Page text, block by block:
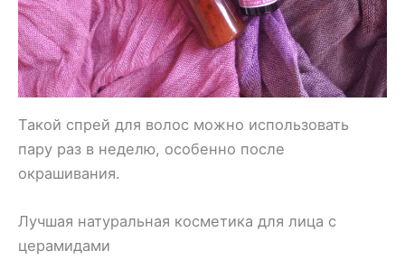
Такой спрей для волос можно использовать
пару раз в неделю, особенно после
окрашивания.
Лучшая натуральная косметика для лица с
церамидами